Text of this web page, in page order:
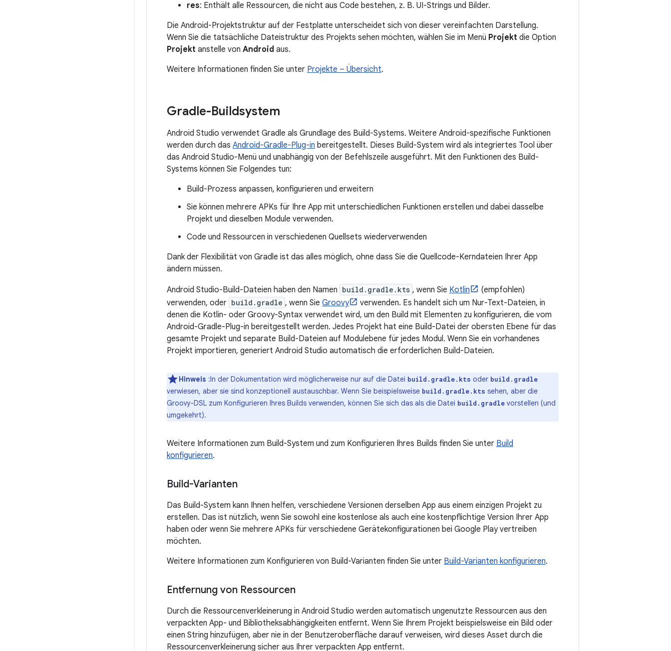
res: Enthält alle Ressourcen, die nicht aus Code bestehen, z. B. UI-Strings und Bilder.
Die Android-Projektstruktur auf der Festplatte unterscheidet sich von dieser vereinfachten Darstellung.
Wenn Sie die tatsächliche Dateistruktur des Projekts sehen möchten, wählen Sie im Menü Projekt die Option
Projekt anstelle von Android aus.
Weitere Informationen finden Sie unter Projekte – Übersicht.
Gradle-Buildsystem
Android Studio verwendet Gradle als Grundlage des Build-Systems. Weitere Android-spezifische Funktionen
werden durch das Android-Gradle-Plug-in bereitgestellt. Dieses Build-System wird als integriertes Tool über
das Android Studio-Menü und unabhängig von der Befehlszeile ausgeführt. Mit den Funktionen des Build-
Systems können Sie Folgendes tun:
Build-Prozess anpassen, konfigurieren und erweitern
Sie können mehrere APKs für Ihre App mit unterschiedlichen Funktionen erstellen und dabei dasselbe
Projekt und dieselben Module verwenden.
Code und Ressourcen in verschiedenen Quellsets wiederverwenden
Dank der Flexibilität von Gradle ist das alles möglich, ohne dass Sie die Quellcode-Kerndateien Ihrer App
ändern müssen.
Android Studio-Build-Dateien haben den Namen build.gradle.kts , wenn Sie Kotlin
(empfohlen)
verwenden, oder build.gradle , wenn Sie Groovy
verwenden. Es handelt sich um Nur-Text-Dateien, in
denen die Kotlin- oder Groovy-Syntax verwendet wird, um den Build mit Elementen zu konfigurieren, die vom
Android-Gradle-Plug-in bereitgestellt werden. Jedes Projekt hat eine Build-Datei der obersten Ebene für das
gesamte Projekt und separate Build-Dateien auf Modulebene für jedes Modul. Wenn Sie ein vorhandenes
Projekt importieren, generiert Android Studio automatisch die erforderlichen Build-Dateien.
Hinweis :In der Dokumentation wird möglicherweise nur auf die Datei build.gradle.kts oder build.gradle
verwiesen, aber sie sind konzeptionell austauschbar. Wenn Sie beispielsweise build.gradle.kts sehen, aber die
Groovy-DSL zum Konfigurieren Ihres Builds verwenden, können Sie sich das als die Datei build.gradle vorstellen (und
umgekehrt).
Weitere Informationen zum Build-System und zum Konfigurieren Ihres Builds finden Sie unter Build
konfigurieren.
Build-Varianten
Das Build-System kann Ihnen helfen, verschiedene Versionen derselben App aus einem einzigen Projekt zu
erstellen. Das ist nützlich, wenn Sie sowohl eine kostenlose als auch eine kostenpflichtige Version Ihrer App
haben oder wenn Sie mehrere APKs für verschiedene Gerätekonfigurationen bei Google Play vertreiben
möchten.
Weitere Informationen zum Konfigurieren von Build-Varianten finden Sie unter Build-Varianten konfigurieren.
Entfernung von Ressourcen
Durch die Ressourcenverkleinerung in Android Studio werden automatisch ungenutzte Ressourcen aus den
verpackten App- und Bibliotheksabhängigkeiten entfernt. Wenn Sie Ihrem Projekt beispielsweise ein Bild oder
einen String hinzufügen, aber nie in der Benutzeroberfläche darauf verweisen, wird dieses Asset durch die
Ressourcenverkleinerung sicher aus Ihrer verpackten App entfernt.